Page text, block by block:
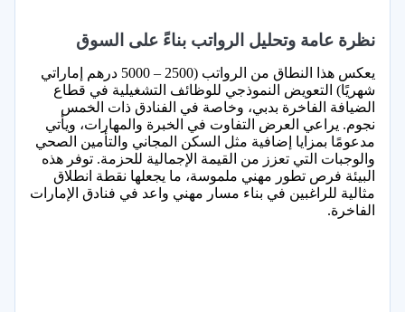
نظرة عامة وتحليل الرواتب بناءً على السوق
يعكس هذا النطاق من الرواتب (2500 – 5000 درهم إماراتي
شهريًا) التعويض النموذجي للوظائف التشغيلية في قطاع
الضيافة الفاخرة بدبي، وخاصة في الفنادق ذات الخمس
نجوم. يراعي العرض التفاوت في الخبرة والمهارات، ويأتي
مدعومًا بمزايا إضافية مثل السكن المجاني والتأمين الصحي
والوجبات التي تعزز من القيمة الإجمالية للحزمة. توفر هذه
البيئة فرص تطور مهني ملموسة، ما يجعلها نقطة انطلاق
مثالية للراغبين في بناء مسار مهني واعد في فنادق الإمارات
الفاخرة.